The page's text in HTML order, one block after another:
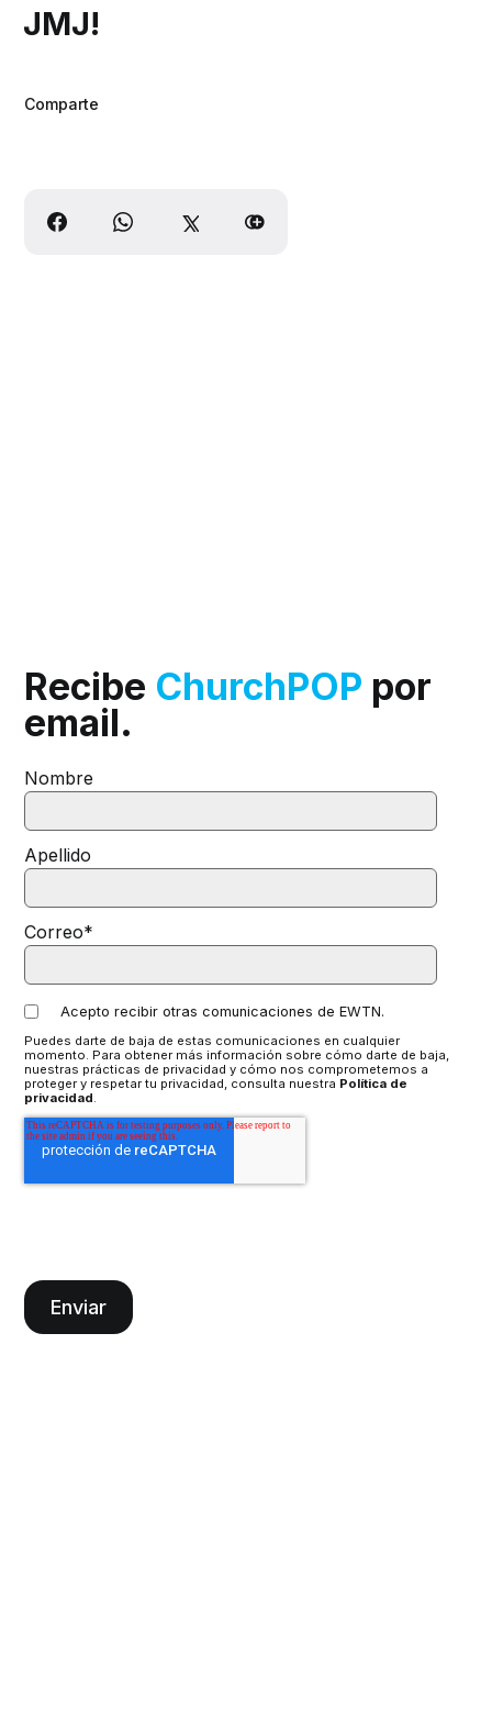
JMJ!
Comparte
Recibe ChurchPOP por
email.
Nombre
Apellido
Correo*
Acepto recibir otras comunicaciones de EWTN.
Puedes darte de baja de estas comunicaciones en cualquier
momento. Para obtener más información sobre cómo darte de baja,
nuestras prácticas de privacidad y cómo nos comprometemos a
proteger y respetar tu privacidad, consulta nuestra Política de
privacidad.